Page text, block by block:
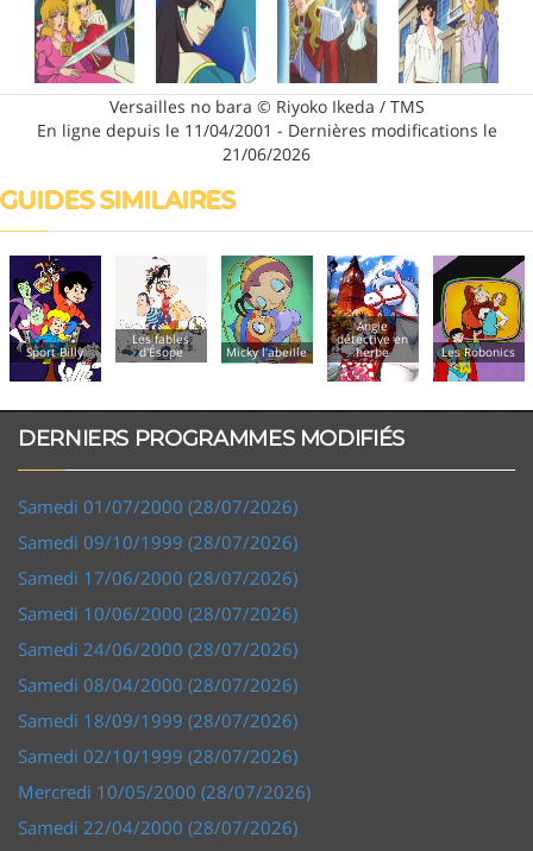
Versailles no bara © Riyoko Ikeda / TMS
En ligne depuis le 11/04/2001 - Dernières modifications le
21/06/2026
GUIDES SIMILAIRES
Sport Billy
Les fables
d'Ésope Micky l'abeille
Angie
détective en
herbe Les Robonics
DERNIERS PROGRAMMES MODIFIÉS
Samedi 01/07/2000 (28/07/2026)
Samedi 09/10/1999 (28/07/2026)
Samedi 17/06/2000 (28/07/2026)
Samedi 10/06/2000 (28/07/2026)
Samedi 24/06/2000 (28/07/2026)
Samedi 08/04/2000 (28/07/2026)
Samedi 18/09/1999 (28/07/2026)
Samedi 02/10/1999 (28/07/2026)
Mercredi 10/05/2000 (28/07/2026)
Samedi 22/04/2000 (28/07/2026)